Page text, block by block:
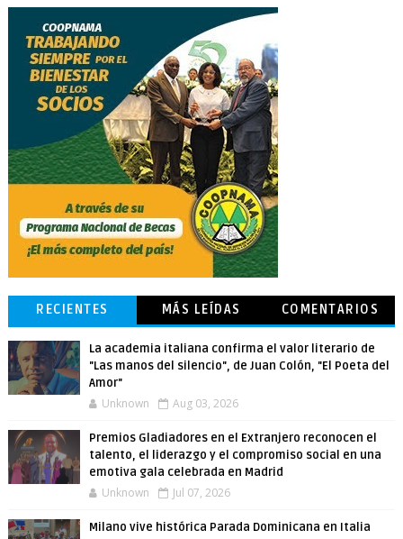
RECIENTES MÁS LEÍDAS COMENTARIOS
La academia italiana confirma el valor literario de
"Las manos del silencio", de Juan Colón, "El Poeta del
Amor"
Unknown Aug 03, 2026
Premios Gladiadores en el Extranjero reconocen el
talento, el liderazgo y el compromiso social en una
emotiva gala celebrada en Madrid
Unknown Jul 07, 2026
Milano vive histórica Parada Dominicana en Italia